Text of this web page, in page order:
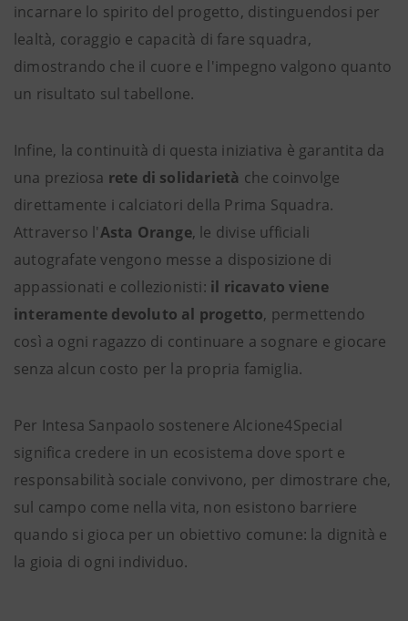
incarnare lo spirito del progetto, distinguendosi per
lealtà, coraggio e capacità di fare squadra,
dimostrando che il cuore e l'impegno valgono quanto
un risultato sul tabellone.
Infine, la continuità di questa iniziativa è garantita da
una preziosa rete di solidarietà che coinvolge
direttamente i calciatori della Prima Squadra.
Attraverso l'Asta Orange, le divise ufficiali
autografate vengono messe a disposizione di
appassionati e collezionisti: il ricavato viene
interamente devoluto al progetto, permettendo
così a ogni ragazzo di continuare a sognare e giocare
senza alcun costo per la propria famiglia.
Per Intesa Sanpaolo sostenere Alcione4Special
significa credere in un ecosistema dove sport e
responsabilità sociale convivono, per dimostrare che,
sul campo come nella vita, non esistono barriere
quando si gioca per un obiettivo comune: la dignità e
la gioia di ogni individuo.